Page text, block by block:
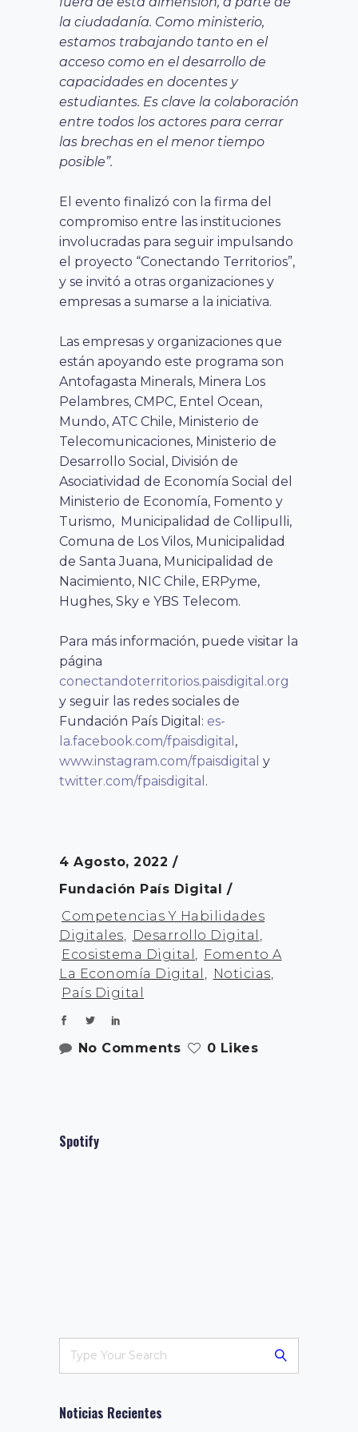
la ciudadanía. Como ministerio,
estamos trabajando tanto en el
acceso como en el desarrollo de
capacidades en docentes y
estudiantes. Es clave la colaboración
entre todos los actores para cerrar
las brechas en el menor tiempo
posible”.
El evento finalizó con la firma del
compromiso entre las instituciones
involucradas para seguir impulsando
el proyecto “Conectando Territorios”,
y se invitó a otras organizaciones y
empresas a sumarse a la iniciativa.
Las empresas y organizaciones que
están apoyando este programa son
Antofagasta Minerals, Minera Los
Pelambres, CMPC, Entel Ocean,
Mundo, ATC Chile, Ministerio de
Telecomunicaciones, Ministerio de
Desarrollo Social, División de
Asociatividad de Economía Social del
Ministerio de Economía, Fomento y
Turismo, Municipalidad de Collipulli,
Comuna de Los Vilos, Municipalidad
de Santa Juana, Municipalidad de
Nacimiento, NIC Chile, ERPyme,
Hughes, Sky e YBS Telecom.
Para más información, puede visitar la
página
conectandoterritorios.paisdigital.org
y seguir las redes sociales de
Fundación País Digital: es-
la.facebook.com/fpaisdigital ,
www.instagram.com/fpaisdigital y
twitter.com/fpaisdigital .
4 Agosto, 2022
Fundación País Digital
Competencias Y Habilidades
Digitales
Desarrollo Digital
Ecosistema Digital
Fomento A
La Economía Digital
Noticias
País Digital
No Comments 0 Likes
Spotify
Noticias Recientes